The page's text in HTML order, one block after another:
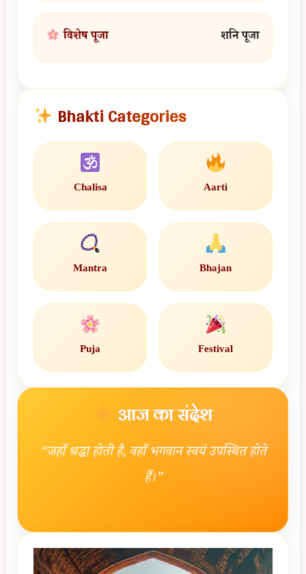
विशेष पूजा शनि पूजा
Bhakti Categories
Chalisa Aarti
Mantra Bhajan
Puja Festival
आज का संदेश
“जहाँ श्रद्धा होती है, वहाँ भगवान स्वयं उपस्थित होते
हैं।”